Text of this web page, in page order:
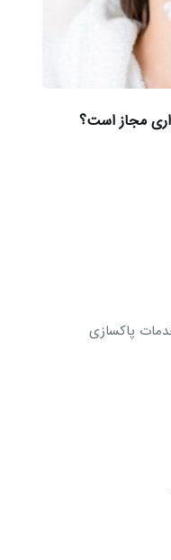
مجاز است؟
پاکسازی